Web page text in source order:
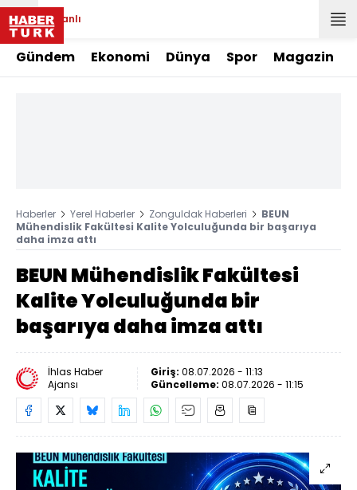
Canlı
Gündem Ekonomi Dünya Spor Magazin
Haberler Yerel Haberler Zonguldak Haberleri
BEUN
Mühendislik Fakültesi Kalite Yolculuğunda bir başarıya
daha imza attı
BEUN Mühendislik Fakültesi
Kalite Yolculuğunda bir
başarıya daha imza attı
İhlas Haber
Ajansı
Giriş: 08.07.2026 - 11:13
Güncelleme: 08.07.2026 - 11:15